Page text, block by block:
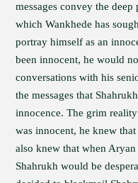
messages convey the
which Wankhede has
portray himself as an
been innocent, he would
conversations with his
the messages that
innocence. The grim
was innocent, he knew
also knew that when
Shahrukh would be